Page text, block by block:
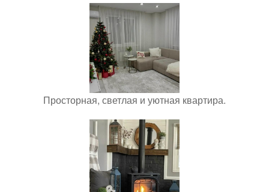
Просторная, светлая и уютная квартира.